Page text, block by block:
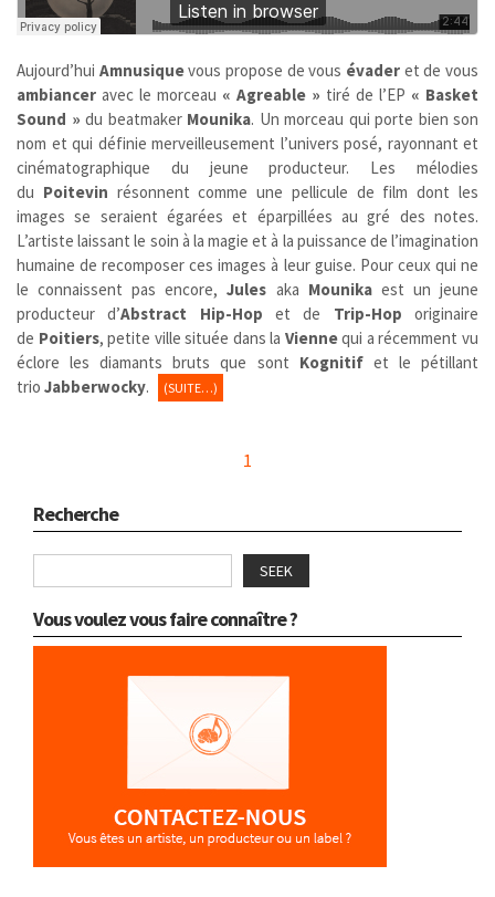
Aujourd’hui Amnusiquevous propose de vous évader et de vous
ambiancer avec le morceau « Agreable » tiré de l’EP « Basket
Sound » du beatmaker Mounika. Un morceau qui porte bien son
nom et qui définie merveilleusement l’univers posé, rayonnant et
cinématographique du jeune producteur. Les mélodies
du Poitevin résonnent comme une pellicule de film dont les
images se seraient égarées et éparpillées au gré des notes.
L’artiste laissant le soin à la magie et à la puissance de l’imagination
humaine de recomposer ces images à leur guise. Pour ceux qui ne
le connaissent pas encore,Jules aka Mounikaest un jeune
producteur d’Abstract Hip-Hop et de Trip-Hop originaire
de Poitiers, petite ville située dans la Viennequi a récemment vu
éclore les diamants bruts que sont Kognitif et le pétillant
trio Jabberwocky. (SUITE…)
1
Recherche
SEEK
Vous voulez vous faire connaître ?